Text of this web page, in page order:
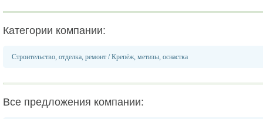
Категории компании:
Строительство, отделка, ремонт /Крепёж, метизы, оснастка
Все предложения компании: